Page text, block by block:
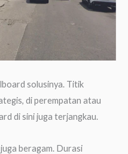
solusinya. Titik
di perempatan atau
di sini juga terjangkau.
beragam. Durasi